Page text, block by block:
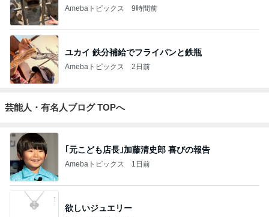
Amebaトピックス 9時間前
ユカイ 鉄分補給でフライパンと鉄瓶
Amebaトピックス 2日前
芸能人・有名人ブログ TOPへ
｢元こども店長｣加藤清史郎 喜びの報告
Amebaトピックス 1日前
欲しいジュエリー